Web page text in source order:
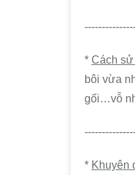
* Cách sử
bôi vừa
gối…vỗ
* Khuyên